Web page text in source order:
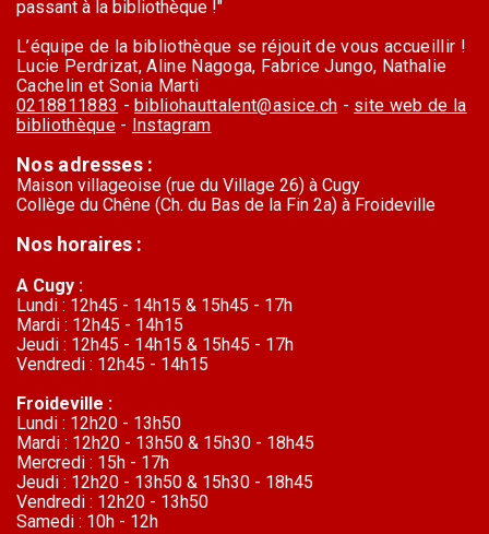
passant à la bibliothèque !"
L’équipe de la bibliothèque se réjouit de vous accueillir !
Lucie Perdrizat, Aline Nagoga, Fabrice Jungo, Nathalie
Cachelin et Sonia Marti
0218811883 - bibliohauttalent@asice.ch - site web de la
bibliothèque- Instagram
Nos adresses :
Maison villageoise (rue du Village 26) à Cugy
Collège du Chêne (Ch. du Bas de la Fin 2a) à Froideville
Nos horaires :
A Cugy :
Lundi : 12h45 - 14h15 & 15h45 - 17h
Mardi : 12h45 - 14h15
Jeudi : 12h45 - 14h15 & 15h45 - 17h
Vendredi : 12h45 - 14h15
Froideville :
Lundi : 12h20 - 13h50
Mardi : 12h20 - 13h50 & 15h30 - 18h45
Mercredi : 15h - 17h
Jeudi : 12h20 - 13h50 & 15h30 - 18h45
Vendredi : 12h20 - 13h50
Samedi : 10h - 12h